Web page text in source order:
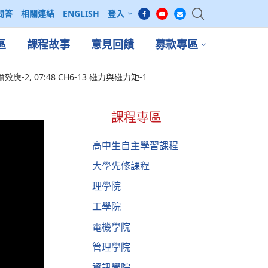
答 相關連結 ENGLISH 登入
課程故事 意見回饋 募款專區
效應-2, 07:48 CH6-13 磁力與磁力矩-1
課程專區
高中生自主學習課程
大學先修課程
理學院
工學院
電機學院
管理學院